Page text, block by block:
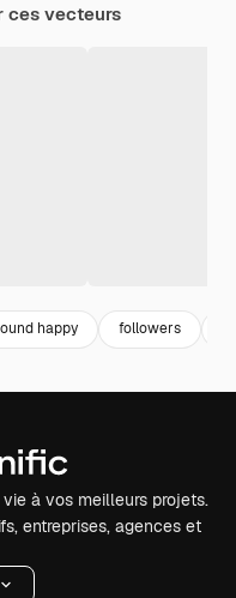
ces vecteurs
happy followers
à vos meilleurs projets.
entreprises, agences et